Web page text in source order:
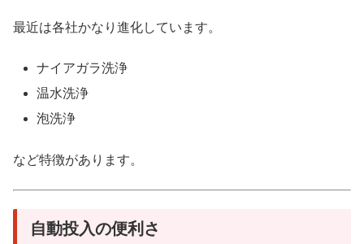
最近は各社かなり進化しています。
ナイアガラ洗浄
温水洗浄
泡洗浄
など特徴があります。
自動投入の便利さ